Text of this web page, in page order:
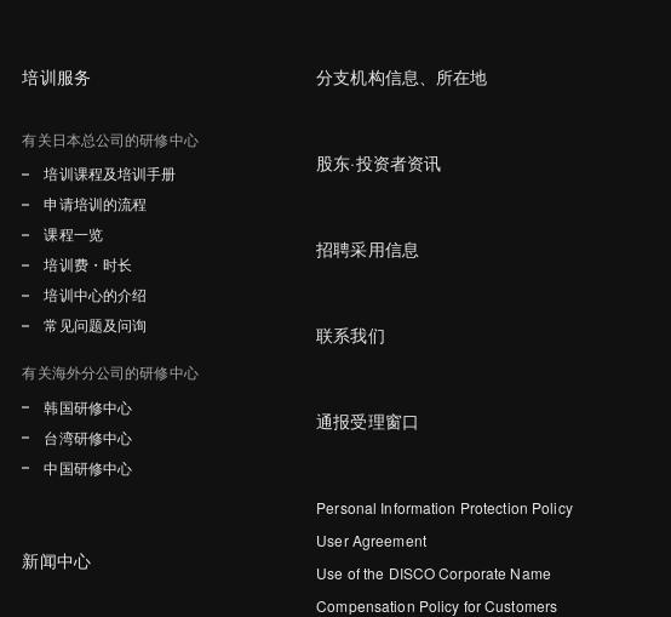
培训服务
有关日本总公司的研修中心
培训课程及培训手册
申请培训的流程
课程一览
培训费・时长
培训中心的介绍
常见问题及问询
有关海外分公司的研修中心
韩国研修中心
台湾研修中心
中国研修中心
新闻中心
分支机构信息、所在地
股东·投资者资讯
招聘采用信息
联系我们
通报受理窗口
Personal Information Protection Policy
User Agreement
Use of the DISCO Corporate Name
Compensation Policy for Customers